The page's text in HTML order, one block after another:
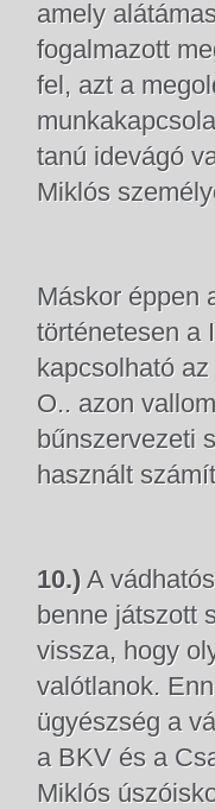
amely
fogalmazott
fel, azt a
tanú idevágó
Miklós
Máskor éppen
történetesen a
kapcsolható
O.. azon
bűnszervezeti
használt
10.) A
benne játszott
vissza, hogy
valótlanok.
ügyészség a
a BKV és a
Miklós